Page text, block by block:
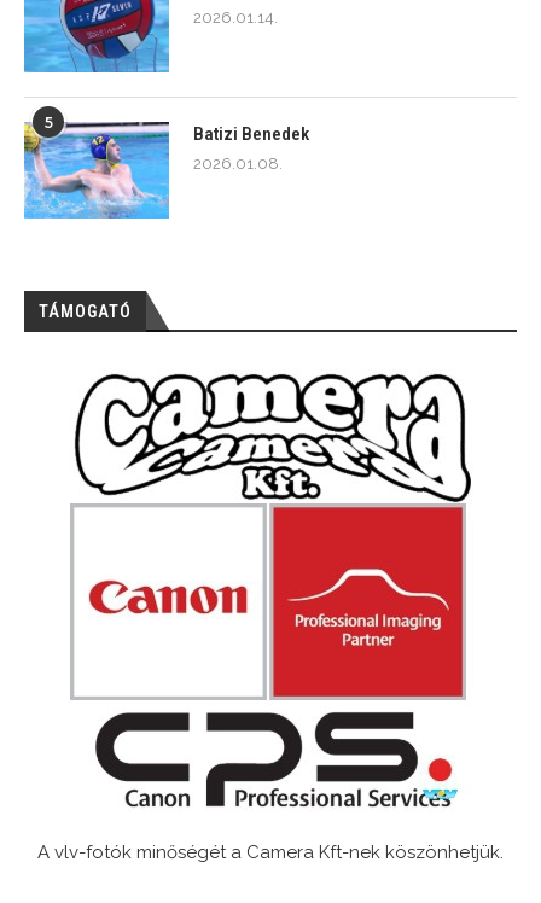
2026.01.14.
5
Batizi Benedek
2026.01.08.
TÁMOGATÓ
A vlv-fotók minőségét a Camera Kft-nek köszönhetjük.